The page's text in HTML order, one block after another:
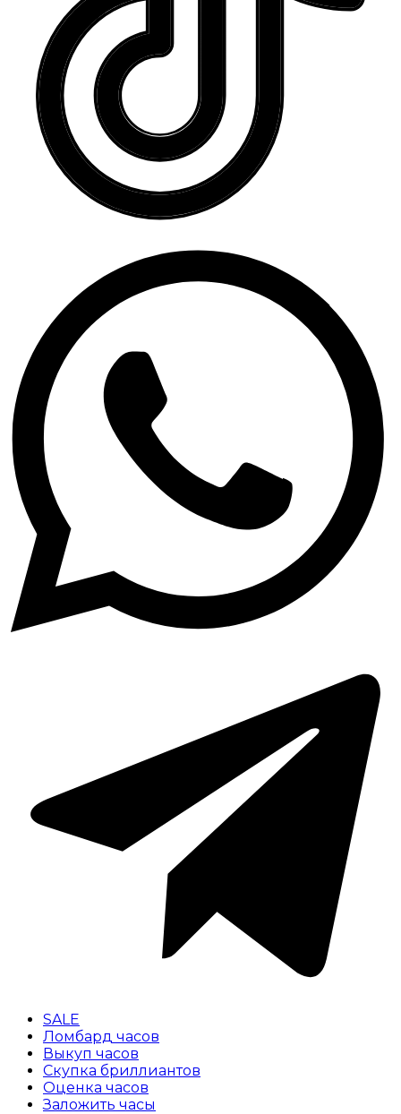
SALE
Ломбард часов
Выкуп часов
Скупка бриллиантов
Оценка часов
Заложить часы